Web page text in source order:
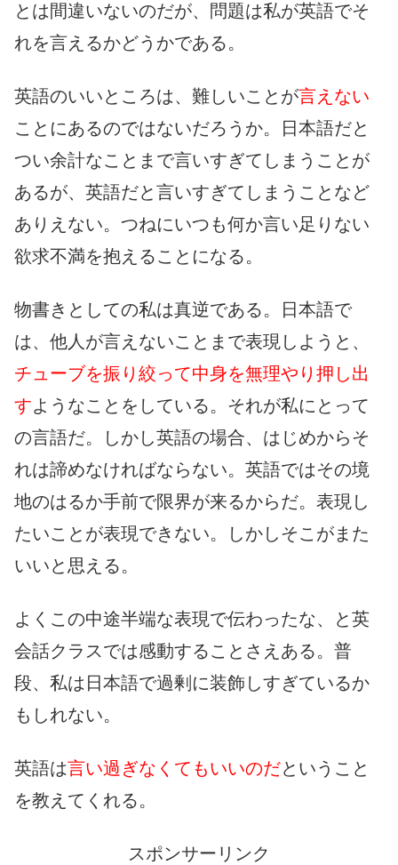
とは間違いないのだが、問題は私が英語でそ
れを言えるかどうかである。
英語のいいところは、難しいことが言えない
ことにあるのではないだろうか。日本語だと
つい余計なことまで言いすぎてしまうことが
あるが、英語だと言いすぎてしまうことなど
ありえない。つねにいつも何か言い足りない
欲求不満を抱えることになる。
物書きとしての私は真逆である。日本語で
は、他人が言えないことまで表現しようと、
チューブを振り絞って中身を無理やり押し出
すようなことをしている。それが私にとって
の言語だ。しかし英語の場合、はじめからそ
れは諦めなければならない。英語ではその境
地のはるか手前で限界が来るからだ。表現し
たいことが表現できない。しかしそこがまた
いいと思える。
よくこの中途半端な表現で伝わったな、と英
会話クラスでは感動することさえある。普
段、私は日本語で過剰に装飾しすぎているか
もしれない。
英語は言い過ぎなくてもいいのだということ
を教えてくれる。
スポンサーリンク